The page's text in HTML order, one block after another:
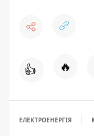
👍 🔥
ЕЛЕКТРОЕНЕРГІЯ